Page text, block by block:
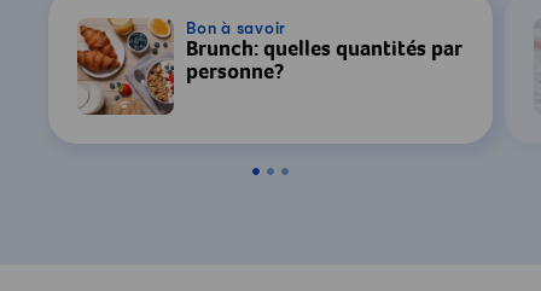
Bon à savoir
Brunch: quelles quantités par
personne?